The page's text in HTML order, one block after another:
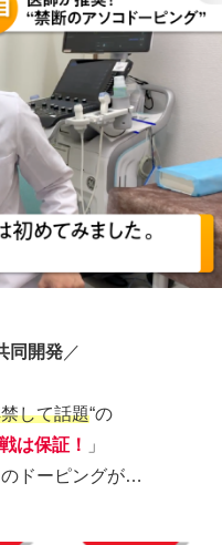
同開発 ／
して話題“の
は保証！
」
ドーピングが…